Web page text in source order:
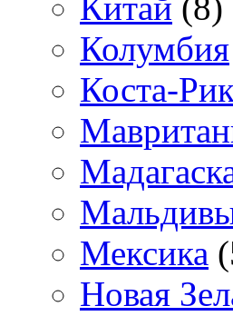
Китай (8)
Колумбия
Коста-
Мексика
Новая